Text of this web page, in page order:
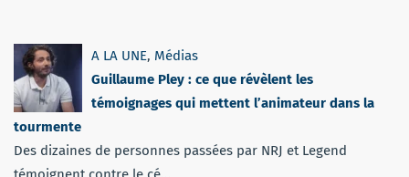
A LA UNE, Médias
Guillaume Pley : ce que révèlent les
témoignages qui mettent l’animateur dans la
tourmente
Des dizaines de personnes passées par NRJ et Legend